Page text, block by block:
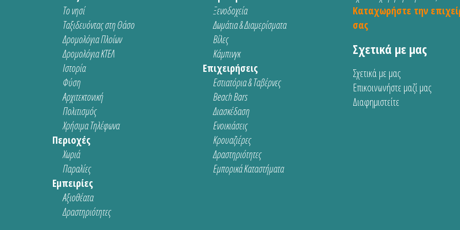
Το νησί
Ταξιδευόντας στη Θάσο
Δρομολόγια Πλοίων
Δρομολόγια ΚΤΕΛ
Ιστορία
Φύση
Αρχιτεκτονική
Πολιτισμός
Χρήσιμα Τηλέφωνα
Περιοχές
Χωριά
Παραλίες
Εμπειρίες
Αξιοθέατα
Δραστηριότητες
Ξενοδοχεία
Δωμάτια & Διαμερίσματα
Βίλες
Κάμπινγκ
Επιχειρήσεις
Εστιατόρια & Ταβέρνες
Beach Bars
Διασκέδαση
Ενοικιάσεις
Κρουαζιέρες
Δραστηριότητες
Εμπορικά Καταστήματα
Καταχωρήστε την
σας
Σχετικά με μας
Σχετικά με μας
Επικοινωνήστε μαζί μας
Διαφημιστείτε